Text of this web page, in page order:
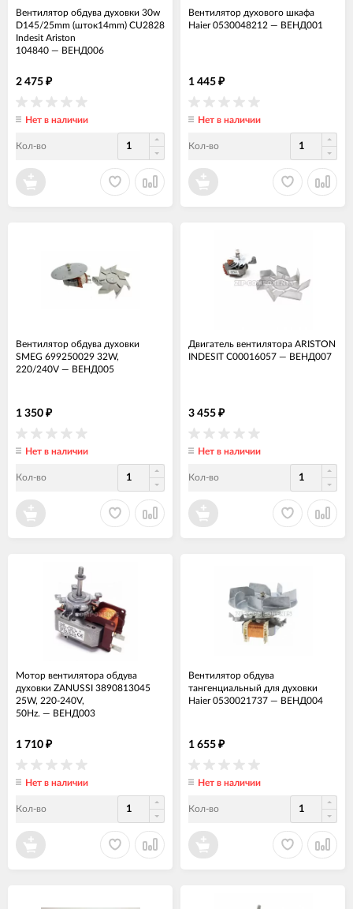
Вентилятор обдува духовки 30w
D145/25mm (шток14mm) CU2828
Indesit Ariston
104840 — ВЕНД006
2 475 ₽
Нет в наличии
Кол-во
Вентилятор духового шкафа
Haier 0530048212 — ВЕНД001
1 445 ₽
Нет в наличии
Кол-во
Вентилятор обдува духовки
SMEG 699250029 32W,
220/240V — ВЕНД005
1 350 ₽
Нет в наличии
Кол-во
Двигатель вентилятора ARISTON
INDESIT C00016057 — ВЕНД007
3 455 ₽
Нет в наличии
Кол-во
Мотор вентилятора обдува
духовки ZANUSSI 3890813045
25W, 220-240V,
50Hz. — ВЕНД003
1 710 ₽
Нет в наличии
Кол-во
Вентилятор обдува
тангенциальный для духовки
Haier 0530021737 — ВЕНД004
1 655 ₽
Нет в наличии
Кол-во